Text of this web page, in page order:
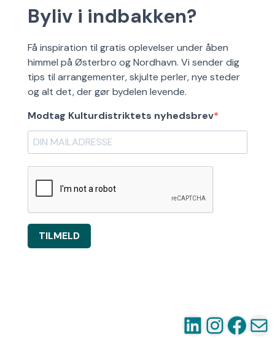
Byliv i indbakken?
Få inspiration til gratis oplevelser under åben
himmel på Østerbro og Nordhavn. Vi sender dig
tips til arrangementer, skjulte perler, nye steder
og alt det, der gør bydelen levende.
Modtag Kulturdistriktets nyhedsbrev
TILMELD
LinkedIn